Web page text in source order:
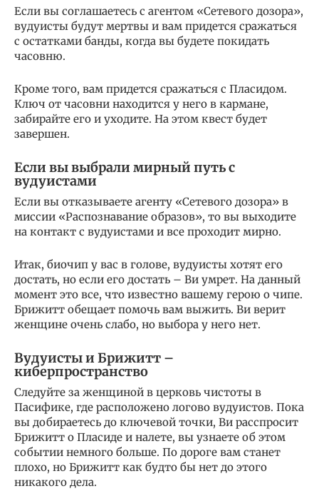
Если вы соглашаетесь с агентом «Сетевого дозора»,
вудуисты будут мертвы и вам придется сражаться
с остатками банды, когда вы будете покидать
часовню.
Кроме того, вам придется сражаться с Пласидом.
Ключ от часовни находится у него в кармане,
забирайте его и уходите. На этом квест будет
завершен.
Если вы выбрали мирный путь с
вудуистами
Если вы отказываете агенту «Сетевого дозора» в
миссии «Распознавание образов», то вы выходите
на контакт с вудуистами и все проходит мирно.
Итак, биочип у вас в голове, вудуисты хотят его
достать, но если его достать – Ви умрет. На данный
момент это все, что известно вашему герою о чипе.
Брижитт обещает помочь вам выжить. Ви верит
женщине очень слабо, но выбора у него нет.
Вудуисты и Брижитт –
киберпространство
Следуйте за женщиной в церковь чистоты в
Пасифике, где расположено логово вудуистов. Пока
вы добираетесь до ключевой точки, Ви расспросит
Брижитт о Пласиде и налете, вы узнаете об этом
событии немного больше. По дороге вам станет
плохо, но Брижитт как будто бы нет до этого
никакого дела.